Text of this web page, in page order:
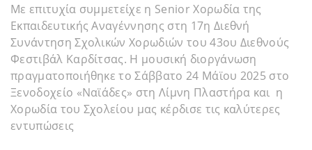
Με επιτυχία συμμετείχε η Senior Χορωδία της
Εκπαιδευτικής Αναγέννησης στη 17η Διεθνή
Συνάντηση Σχολικών Χορωδιών του 43ου Διεθνούς
Φεστιβάλ Καρδίτσας. Η μουσική διοργάνωση
πραγματοποιήθηκε το Σάββατο 24 Μάϊου 2025 στο
Ξενοδοχείο «Ναϊάδες» στη Λίμνη Πλαστήρα και η
Χορωδία του Σχολείου μας κέρδισε τις καλύτερες
εντυπώσεις